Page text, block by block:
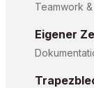
Teamwork
Eigener